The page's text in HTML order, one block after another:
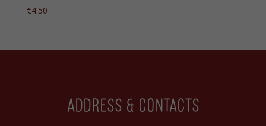
€4.50
Address & contacts